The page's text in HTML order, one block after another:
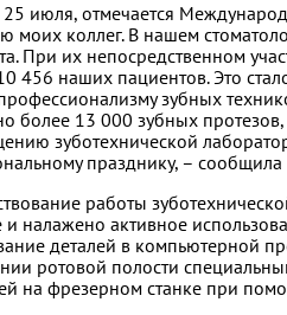
25 июля, отмечается
моих коллег. В нашем
При их непосредственном
456 наших пациентов. Это
зубных
более 13 000 зубных
зуботехнической
празднику, –
работы
и налажено активное
деталей в компьютерной
ротовой полости
на фрезерном станке при